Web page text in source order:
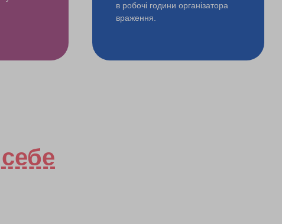
в робочі години організатора
враження.